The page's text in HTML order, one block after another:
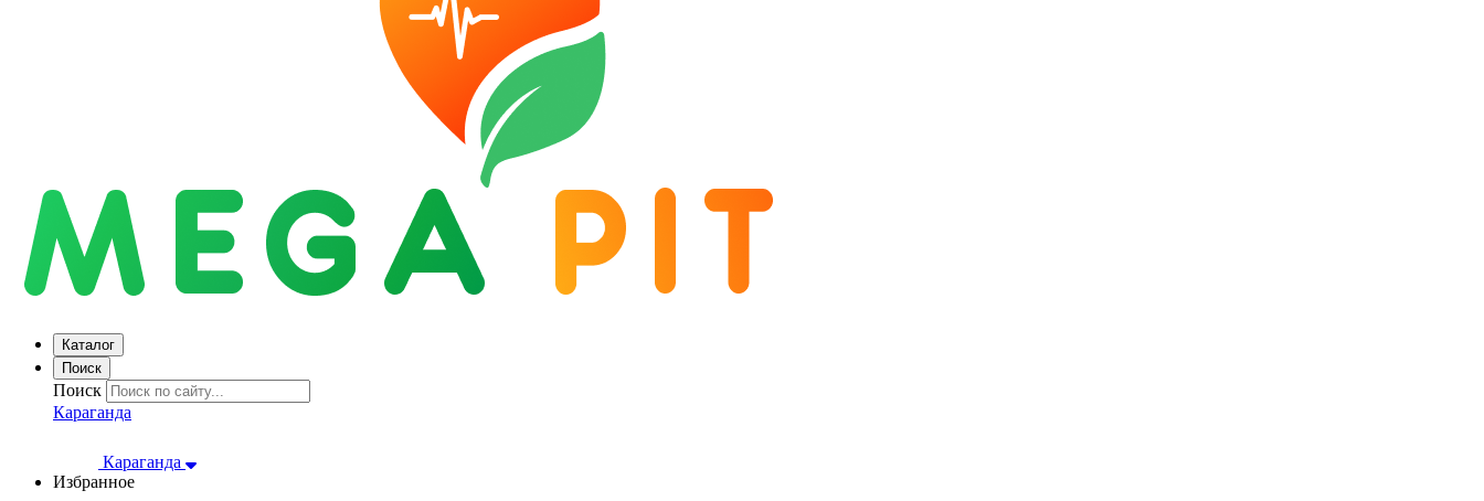
Каталог
Поиск
Поиск
Караганда
Караганда
Избранное